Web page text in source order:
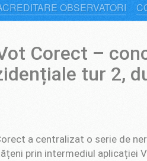
OBSERVATORI
Corect –
tur 2,
a centralizat o serie de
prin intermediul aplicației